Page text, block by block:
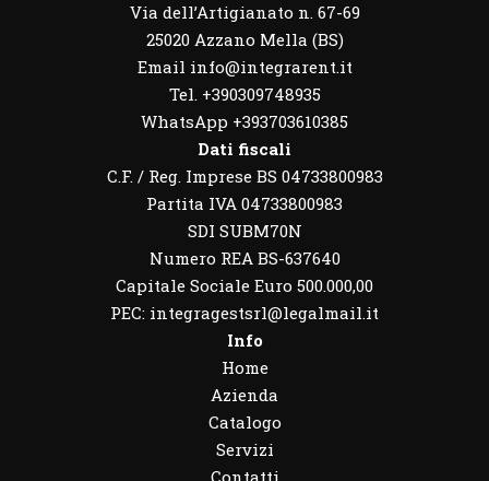
Via dell’Artigianato n. 67-69
25020 Azzano Mella (BS)
Email info@integrarent.it
Tel. +390309748935
WhatsApp +393703610385
Dati fiscali
C.F. / Reg. Imprese BS 04733800983
Partita IVA 04733800983
SDI SUBM70N
Numero REA BS-637640
Capitale Sociale Euro 500.000,00
PEC: integragestsrl@legalmail.it
Info
Home
Azienda
Catalogo
Servizi